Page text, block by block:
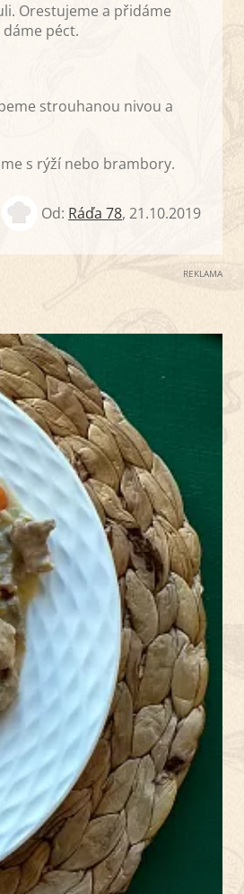
Orestujeme a přidáme
péct.
strouhanou nivou a
s rýží nebo brambory.
Od: Ráďa 78,21.10.2019
REKLAMA